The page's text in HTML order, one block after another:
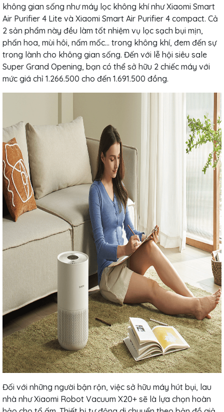
không gian sống như máy lọc không khí như Xiaomi Smart
Air Purifier 4 Lite và Xiaomi Smart Air Purifier 4 compact. Cả
2 sản phẩm này đều làm tốt nhiệm vụ lọc sạch bụi mịn,
phấn hoa, mùi hôi, nấm mốc… trong không khí, đem đến sự
trong lành cho không gian sống. Đến với lễ hội siêu sale
Super Grand Opening, bạn có thể sở hữu 2 chiếc máy với
mức giá chỉ 1.266.500 cho đến 1.691.500 đồng.
Đối với những người bận rộn, việc sở hữu máy hút bụi, lau
nhà như Xiaomi Robot Vacuum X20+ sẽ là lựa chọn hoàn